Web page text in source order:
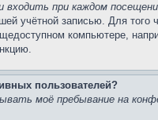
входить при каждом
учётной записью. Для
компьютере,
пользователей?
моё пребывание на